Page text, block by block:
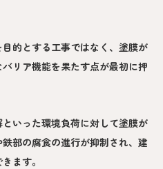
的とする工事ではなく、塗膜が
リア機能を果たす点が最初に押
いった環境負荷に対して塗膜が
部の腐食の進行が抑制され、建
ます。